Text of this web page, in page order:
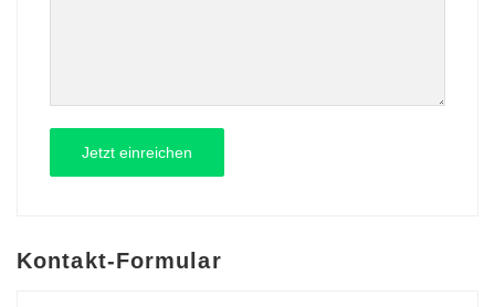
Kontakt-Formular